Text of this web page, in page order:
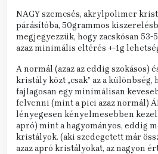
NAGY szemcsés, akrylpolimer
párásítóba, 50grammos
megjegyezzük, hogy zacskósan
azaz minimális eltérés +-1g
A normál (azaz az eddig szokásos)
kristály közt „csak” az a különbség,
fajlagosan egy minimálisan
felvenni (mint a pici azaz normál)
lényegesen kényelmesebben
apró) mint a hagyományos, eddig
kristályok. (aki szedegetett már
azaz apró kristályokat, az nagyon